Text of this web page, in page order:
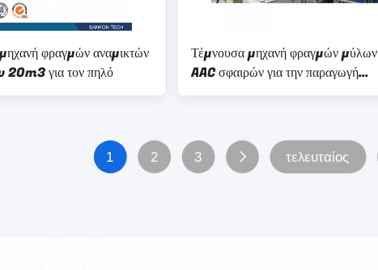
φραγμών αναμικτών
20m3 για τον πηλό
Τέμνουσα μηχανή φραγμών μύλων
AAC σφαιρών για την παραγωγή
σκονών
1 2 3 τελευταίος